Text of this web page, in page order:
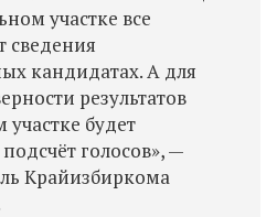
участке все
сведения
кандидатах. А для
результатов
участке будет
голосов», —
Крайизбиркома